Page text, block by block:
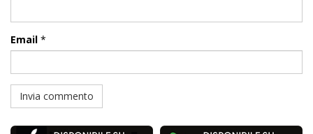
Email *